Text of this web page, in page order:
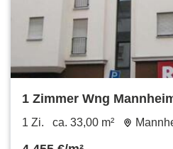
1 Zimmer Wng
1 Zi. ca. 33,00 m²